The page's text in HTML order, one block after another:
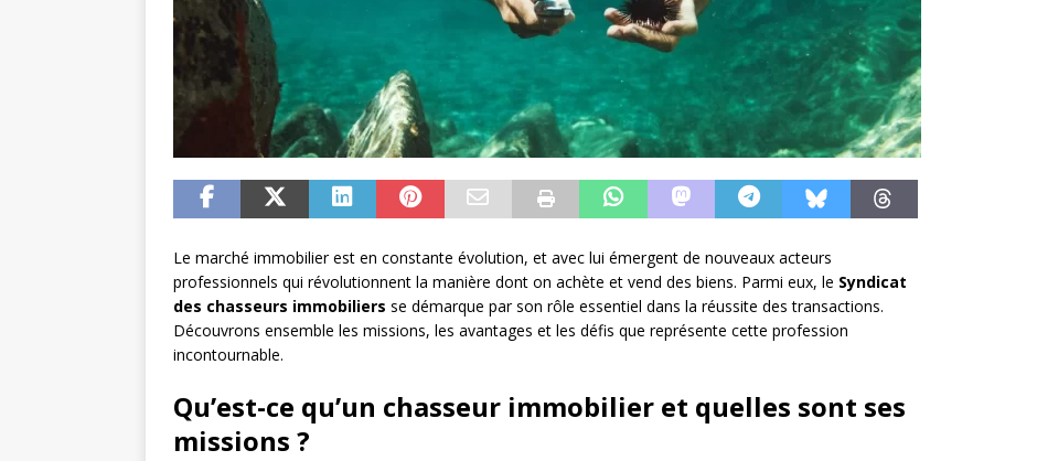
Le marché immobilier est en constante évolution, et avec lui émergent de nouveaux acteurs
professionnels qui révolutionnent la manière dont on achète et vend des biens. Parmi eux, le Syndicat
des chasseurs immobiliers se démarque par son rôle essentiel dans la réussite des transactions.
Découvrons ensemble les missions, les avantages et les défis que représente cette profession
incontournable.
Qu’est-ce qu’un chasseur immobilier et quelles sont ses
missions ?